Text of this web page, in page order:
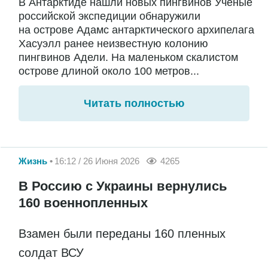
российской экспедиции обнаружили
на острове Адамс антарктического архипелага
Хасуэлл ранее неизвестную колонию
пингвинов Адели. На маленьком скалистом
острове длиной около 100 метров...
Читать полностью
Жизнь 16:12 / 26 Июня 2026 4265
В Россию с Украины вернулись
160 военнопленных
Взамен были переданы 160 пленных
солдат ВСУ